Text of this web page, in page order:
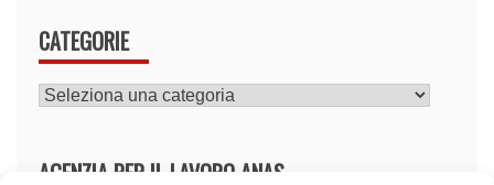
CATEGORIE
CATEGORIE
AGENZIA PER IL LAVORO ANAS